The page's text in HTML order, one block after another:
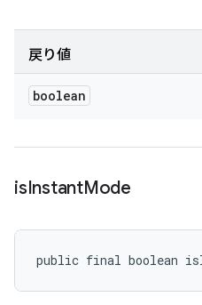
戻り値
boolean
isInstantMode
public final boolean